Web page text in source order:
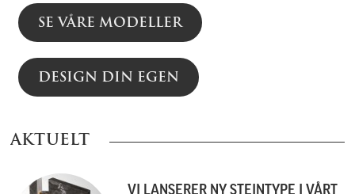
SE VÅRE MODELLER
DESIGN DIN EGEN
AKTUELT